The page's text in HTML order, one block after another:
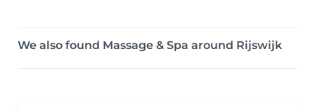
We also found Massage & Spa around Rijswijk